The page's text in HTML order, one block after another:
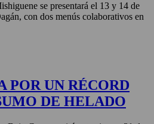
se presentará el 13 y 14 de
con dos menús colaborativos en
POR UN RÉCORD
DE HELADO